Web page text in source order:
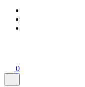
0